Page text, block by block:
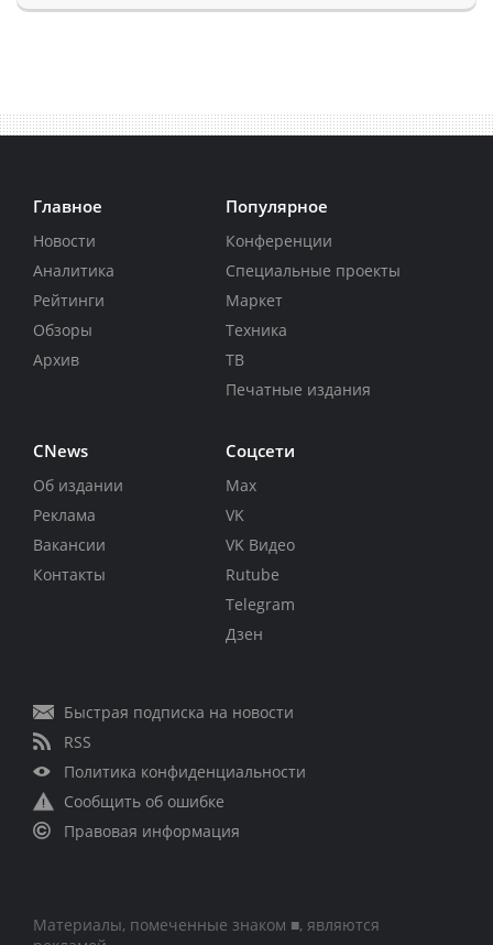
Главное
Новости
Аналитика
Рейтинги
Обзоры
Архив
Популярное
Конференции
Специальные проекты
Маркет
Техника
ТВ
Печатные издания
CNews
Об издании
Реклама
Вакансии
Контакты
Соцсети
Max
VK
VK Видео
Rutube
Telegram
Дзен
Быстрая подписка на новости
RSS
Политика конфиденциальности
Сообщить об ошибке
Правовая информация
Материалы, помеченные знаком ■, являются